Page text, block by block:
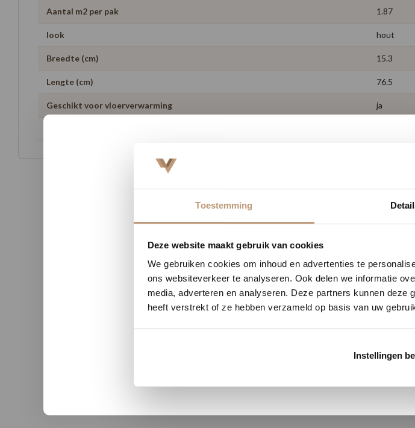
Nu tijdelijk 10%
Vraag snel een offerte
Bekijk plak
Toestemming
Deze website maakt gebruik van cookies
We gebruiken cookies om inhoud en advertenties te
ons websiteverkeer te analyseren. Ook delen we informatie
media, adverteren en analyseren. Deze partners kunnen
heeft verstrekt of ze hebben verzameld op basis van uw
Instellingen
Aantal m2 per pak 1.87
look hout
Breedte (cm) 15.3
Lengte (cm) 76.5
Geschikt voor vloerverwarming ja
Sophie uit Arnhem - Jan uit
was top.